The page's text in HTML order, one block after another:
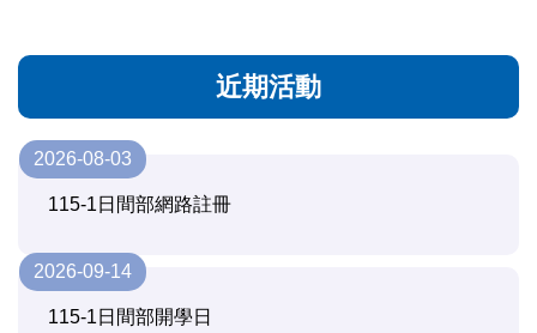
近期活動
115-1日間部網路註冊
2026-08-03
115-1日間部開學日
2026-09-14